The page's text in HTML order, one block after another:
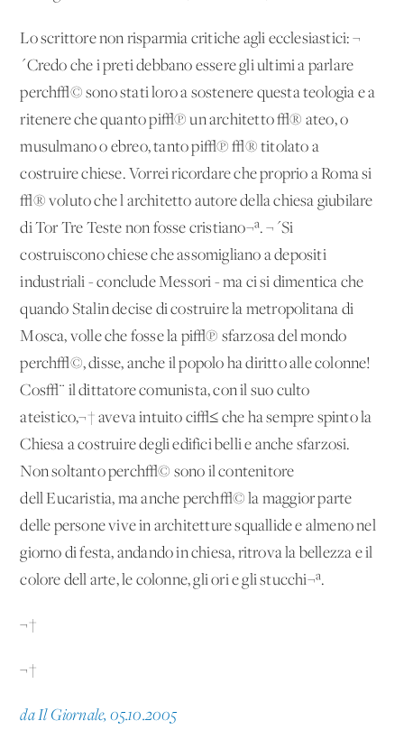
Lo scrittore non risparmia critiche agli ecclesiastici: ¬
´Credo che i preti debbano essere gli ultimi a parlare
perch√© sono stati loro a sostenere questa teologia e a
ritenere che quanto pi√π un architetto √® ateo, o
musulmano o ebreo, tanto pi√π √® titolato a
costruire chiese. Vorrei ricordare che proprio a Roma si
√® voluto che l'architetto autore della chiesa giubilare
di Tor Tre Teste non fosse cristiano¬ª. ¬´Si
costruiscono chiese che assomigliano a depositi
industriali - conclude Messori - ma ci si dimentica che
quando Stalin decise di costruire la metropolitana di
Mosca, volle che fosse la pi√π sfarzosa del mondo
perch√©, disse, anche il popolo ha diritto alle colonne!
Cos√¨ il dittatore comunista, con il suo culto
ateistico,¬† aveva intuito ci√≤ che ha sempre spinto la
Chiesa a costruire degli edifici belli e anche sfarzosi.
Non soltanto perch√© sono il contenitore
dell'Eucaristia, ma anche perch√© la maggior parte
delle persone vive in architetture squallide e almeno nel
giorno di festa, andando in chiesa, ritrova la bellezza e il
colore dell'arte, le colonne, gli ori e gli stucchi¬ª.
¬†
¬†
da Il Giornale, 05.10.2005